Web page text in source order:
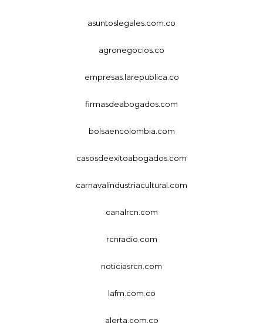
asuntoslegales.com.co
agronegocios.co
empresas.larepublica.co
firmasdeabogados.com
bolsaencolombia.com
casosdeexitoabogados.com
carnavalindustriacultural.com
canalrcn.com
rcnradio.com
noticiasrcn.com
lafm.com.co
alerta.com.co